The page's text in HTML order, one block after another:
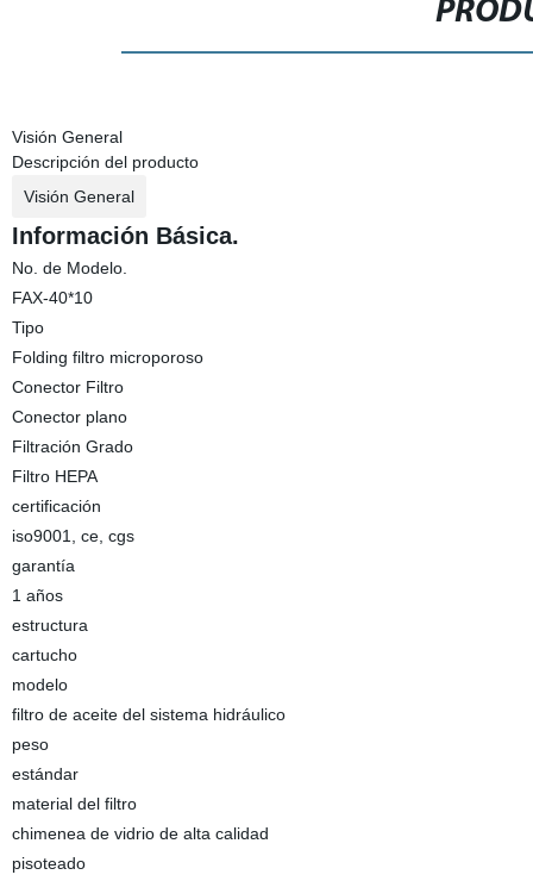
Visión General
Descripción del producto
Visión General
Información Básica.
No. de Modelo.
FAX-40*10
Tipo
Folding filtro microporoso
Conector Filtro
Conector plano
Filtración Grado
Filtro HEPA
certificación
iso9001, ce, cgs
garantía
1 años
estructura
cartucho
modelo
filtro de aceite del sistema hidráulico
peso
estándar
material del filtro
chimenea de vidrio de alta calidad
pisoteado